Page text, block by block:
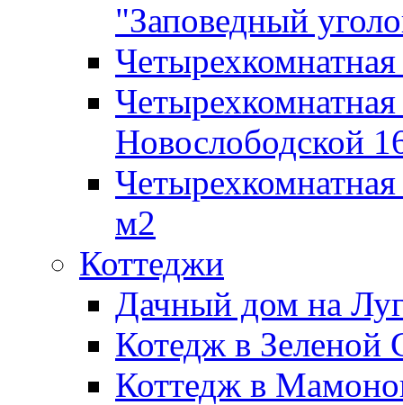
"Заповедный
Новослободской
м2
Коттеджи
Дачный дом на
Котедж в Зеленой
Коттедж в